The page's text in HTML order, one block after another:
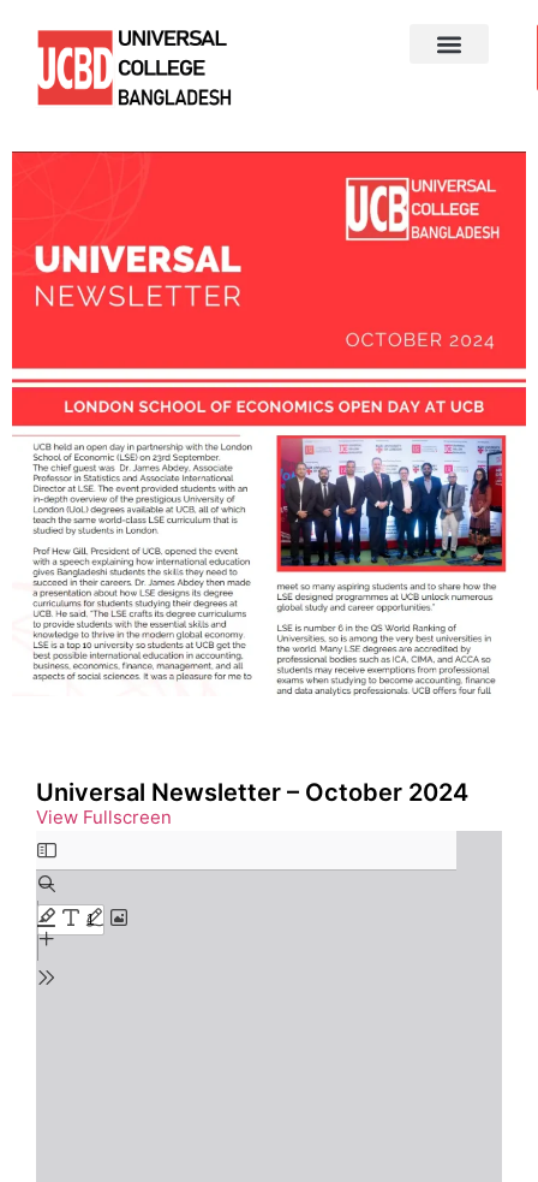
Universal Newsletter – October 2024
View Fullscreen